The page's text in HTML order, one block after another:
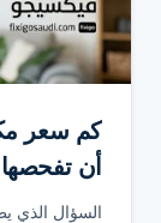
أن
السؤال الذي